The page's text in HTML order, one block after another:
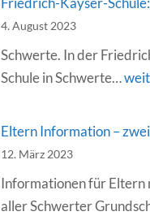
4. August 2023
Schwerte. In der
Schule in Schwerte…
Eltern Information –
12. März 2023
Informationen für Eltern
aller Schwerter